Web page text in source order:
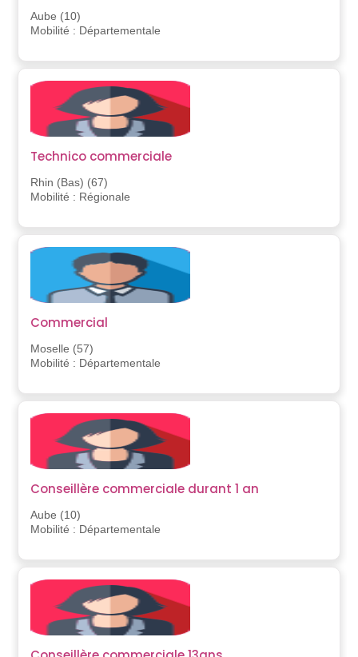
Aube (10)
Mobilité : Départementale
Technico commerciale
Rhin (Bas) (67)
Mobilité : Régionale
Commercial
Moselle (57)
Mobilité : Départementale
Conseillère commerciale durant 1 an
Aube (10)
Mobilité : Départementale